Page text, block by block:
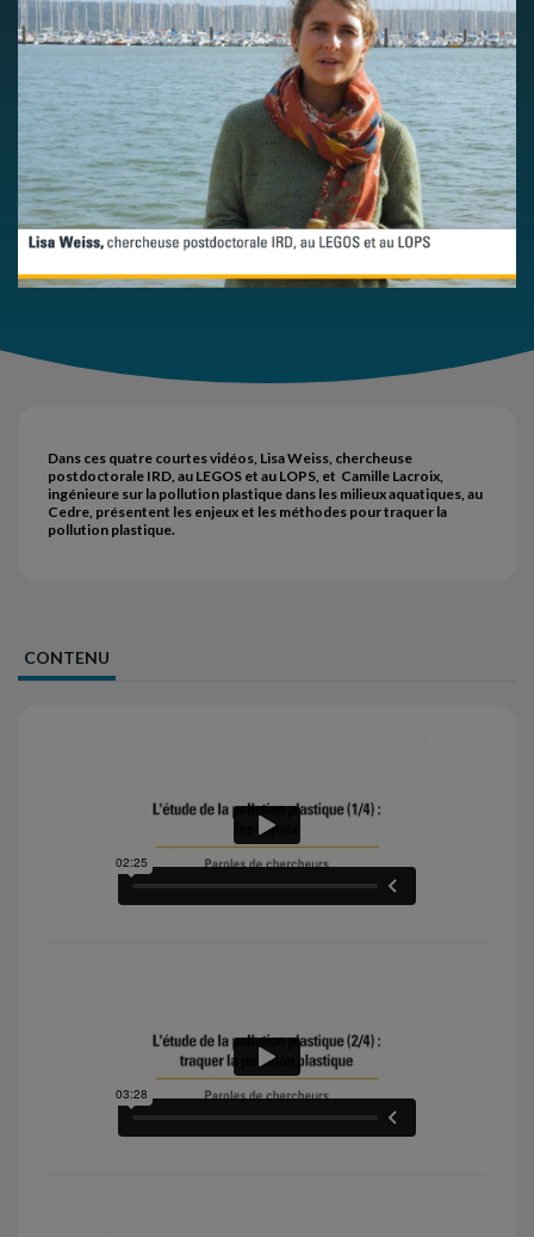
Dans ces quatre courtes vidéos, Lisa Weiss, chercheuse
postdoctorale IRD, au LEGOS et au LOPS, et Camille Lacroix,
ingénieure sur la pollution plastique dans les milieux aquatiques, au
Cedre, présentent les enjeux et les méthodes pour traquer la
pollution plastique.
CONTENU